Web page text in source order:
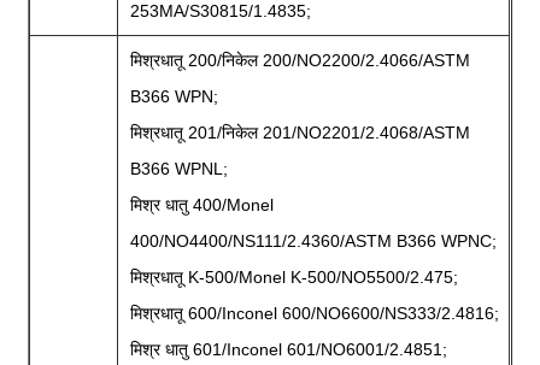
253MA/S30815/1.4835;
मिश्रधातू 200/निकेल 200/NO2200/2.4066/ASTM
B366 WPN;
मिश्रधातू 201/निकेल 201/NO2201/2.4068/ASTM
B366 WPNL;
मिश्र धातु 400/Monel
400/NO4400/NS111/2.4360/ASTM B366 WPNC;
मिश्रधातू K-500/Monel K-500/NO5500/2.475;
मिश्रधातू 600/Inconel 600/NO6600/NS333/2.4816;
मिश्र धातु 601/Inconel 601/NO6001/2.4851;